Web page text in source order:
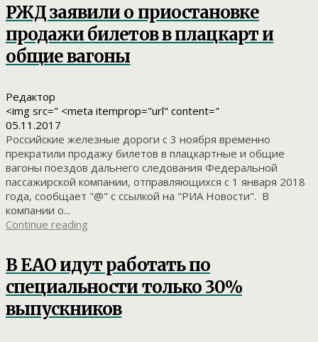
РЖД заявили о приостановке
продажи билетов в плацкарт и
общие вагоны
Редактор
<img src=" <meta itemprop="url" content="
05.11.2017
Российские железные дороги с 3 ноября временно
прекратили продажу билетов в плацкартные и общие
вагоны поездов дальнего следования Федеральной
пассажирской компании, отправляющихся с 1 января 2018
года, сообщает "@" с ссылкой на "РИА Новости". В
компании о...
Continue reading
В ЕАО идут работать по
специальности только 30%
выпускников